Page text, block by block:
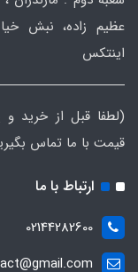
عظیم زاده، نبش
اینتکس
(لطفا قبل از خرید و
قیمت با ما تماس
ارتباط با ما
02144282600